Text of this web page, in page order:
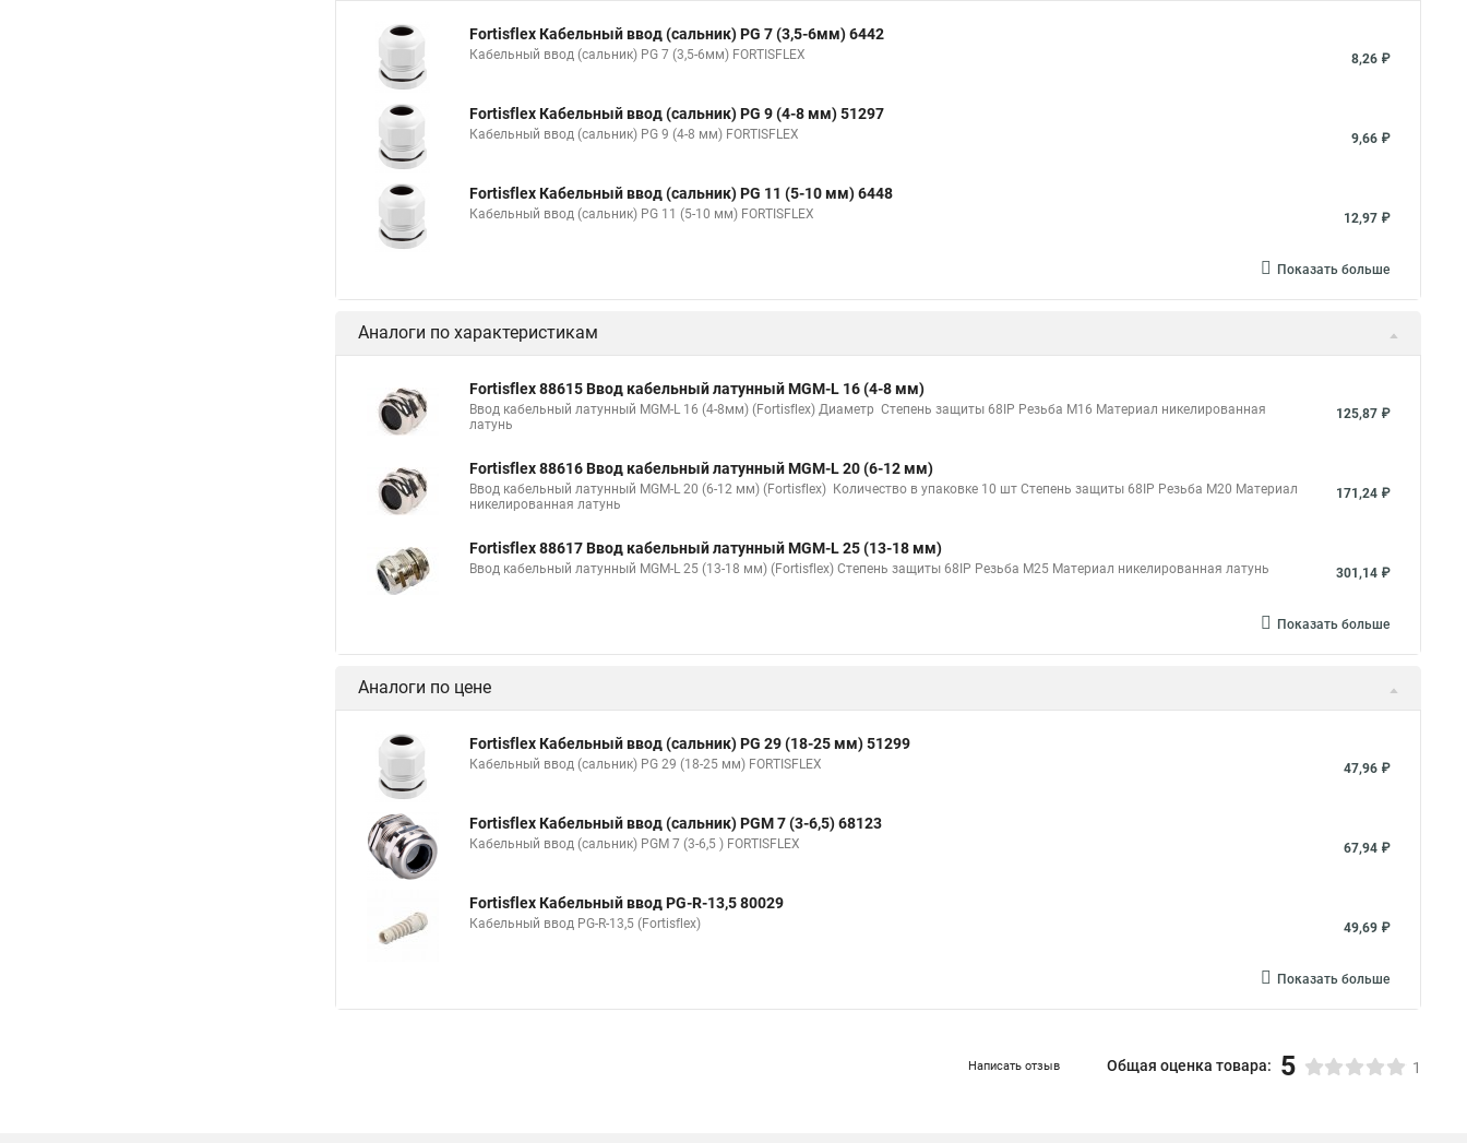
Fortisflex Кабельный ввод (сальник) PG 7 (3,5-6мм) 6442
Кабельный ввод (сальник) PG 7 (3,5-6мм) FORTISFLEX 8,26 ₽
Fortisflex Кабельный ввод (сальник) PG 9 (4-8 мм) 51297
Кабельный ввод (сальник) PG 9 (4-8 мм) FORTISFLEX 9,66 ₽
Fortisflex Кабельный ввод (сальник) PG 11 (5-10 мм) 6448
Кабельный ввод (сальник) PG 11 (5-10 мм) FORTISFLEX 12,97 ₽
Показать больше
Аналоги по характеристикам
Fortisflex 88615 Ввод кабельный латунный МGM-L 16 (4-8 мм)
Ввод кабельный латунный МGM-L 16 (4-8мм) (Fortisflex) Диаметр Степень защиты 68IP Резьба M16 Материал никелированная
латунь
125,87 ₽
Fortisflex 88616 Ввод кабельный латунный МGM-L 20 (6-12 мм)
Ввод кабельный латунный МGM-L 20 (6-12 мм) (Fortisflex) Количество в упаковке 10 шт Степень защиты 68IP Резьба M20 Материал
никелированная латунь
171,24 ₽
Fortisflex 88617 Ввод кабельный латунный МGM-L 25 (13-18 мм)
Ввод кабельный латунный МGM-L 25 (13-18 мм) (Fortisflex) Степень защиты 68IP Резьба M25 Материал никелированная латунь 301,14 ₽
Показать больше
Аналоги по цене
Fortisflex Кабельный ввод (сальник) PG 29 (18-25 мм) 51299
Кабельный ввод (сальник) PG 29 (18-25 мм) FORTISFLEX 47,96 ₽
Fortisflex Кабельный ввод (сальник) PGM 7 (3-6,5) 68123
Кабельный ввод (сальник) PGM 7 (3-6,5 ) FORTISFLEX 67,94 ₽
Fortisflex Кабельный ввод PG-R-13,5 80029
Кабельный ввод PG-R-13,5 (Fortisflex) 49,69 ₽
Показать больше
Написать отзыв Общая оценка товара: 5 1